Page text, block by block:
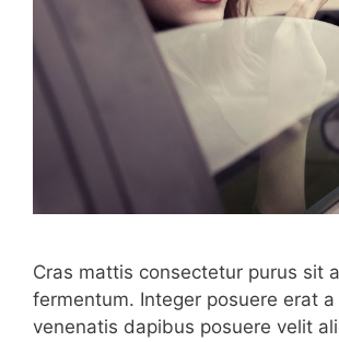
Cras mattis consectetur purus sit
fermentum. Integer posuere erat a
venenatis dapibus posuere velit